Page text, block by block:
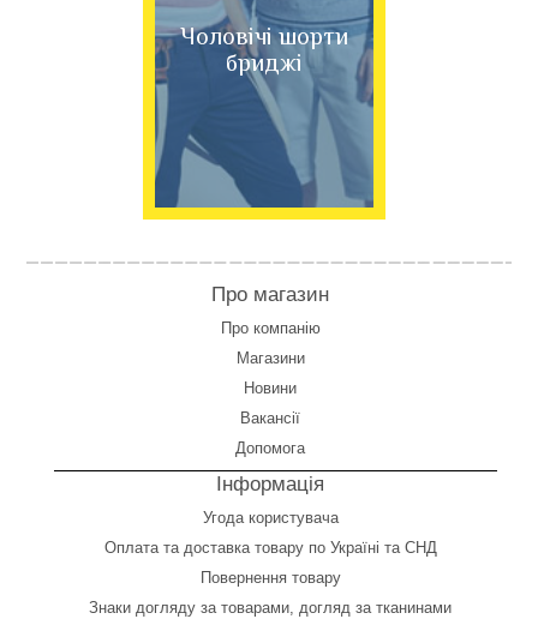
Чоловічі шорти
бриджі
Про магазин
Про компанію
Магазини
Новини
Вакансії
Допомога
Інформація
Угода користувача
Оплата та доставка товару по Україні та СНД
Повернення товару
Знаки догляду за товарами, догляд за тканинами